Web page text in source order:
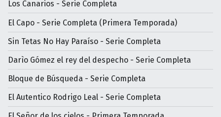
Los Canarios - Serie Completa
El Capo - Serie Completa (Primera Temporada)
Sin Tetas No Hay Paraíso - Serie Completa
Darìo Gómez el rey del despecho - Serie Completa
Bloque de Búsqueda - Serie Completa
El Autentico Rodrigo Leal - Serie Completa